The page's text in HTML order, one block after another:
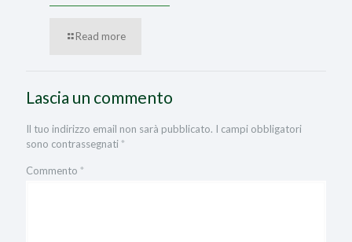
Read more
Lascia un commento
Il tuo indirizzo email non sarà pubblicato. I campi obbligatori
sono contrassegnati*
Commento *